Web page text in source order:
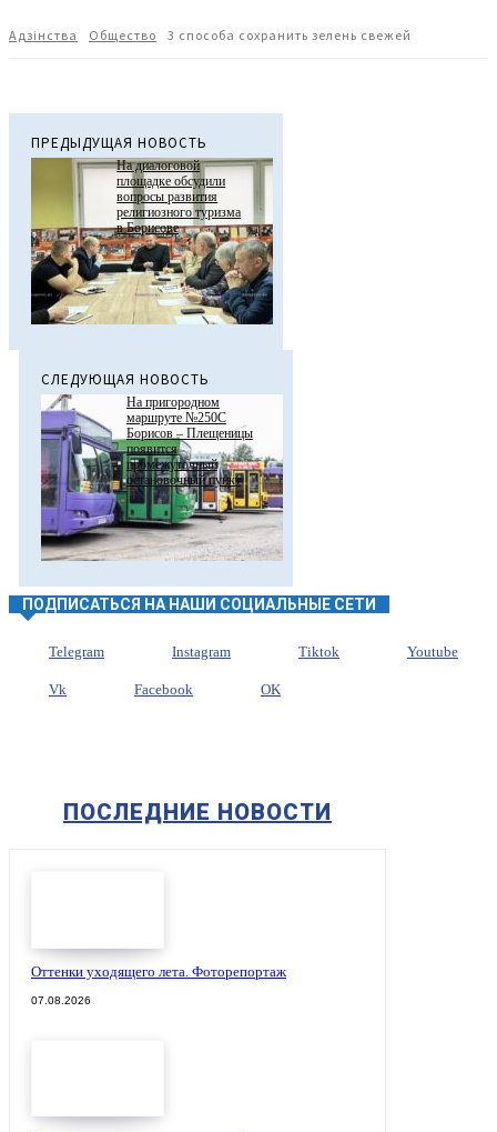
Адзiнства Общество 3 способа сохранить зелень свежей
ПРЕДЫДУЩАЯ НОВОСТЬ
На диалоговой
площадке обсудили
вопросы развития
религиозного туризма
в Борисове
СЛЕДУЮЩАЯ НОВОСТЬ
На пригородном
маршруте №250С
Борисов – Плещеницы
появится
промежуточный
остановочный пункт
ПОДПИСАТЬСЯ НА НАШИ СОЦИАЛЬНЫЕ СЕТИ
Telegram Instagram Tiktok Youtube
Vk Facebook OK
ПОСЛЕДНИЕ НОВОСТИ
Оттенки уходящего лета. Фоторепортаж
07.08.2026